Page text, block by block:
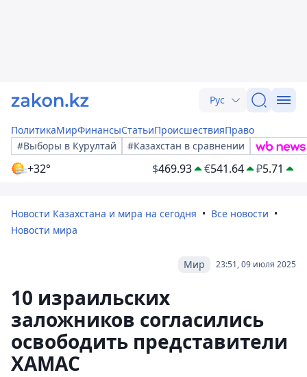
Рус
ПолитикаМирФинансыСтатьиПроисшествияПраво
#Выборы в Курултай
#Казахстан в сравнении
+32° $469.93 €541.64 ₽5.71
Новости Казахстана и мира на сегодня
Все новости
Новости мира
23:51, 09 июля 2025
Мир
10 израильских
заложников согласились
освободить представители
ХАМАС